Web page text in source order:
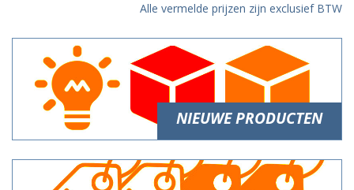
Alle vermelde prijzen zijn exclusief BTW
NIEUWE PRODUCTEN